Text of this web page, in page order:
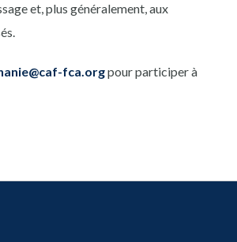
et, plus généralement, aux
fca.orgpour participer à